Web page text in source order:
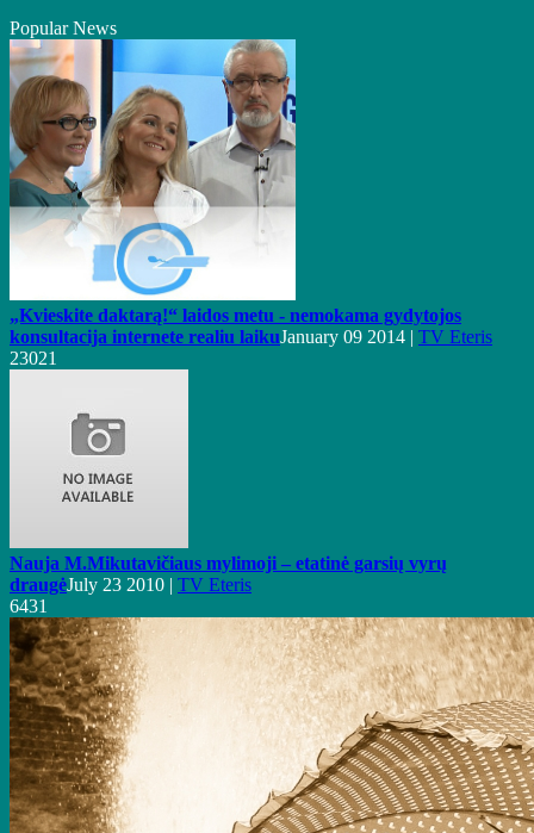
Popular News
„Kvieskite daktarą!“ laidos metu - nemokama gydytojos
konsultacija internete realiu laikuJanuary 09 2014 | TV Eteris
23021
Nauja M.Mikutavičiaus mylimoji – etatinė garsių vyrų
draugėJuly 23 2010 | TV Eteris
6431